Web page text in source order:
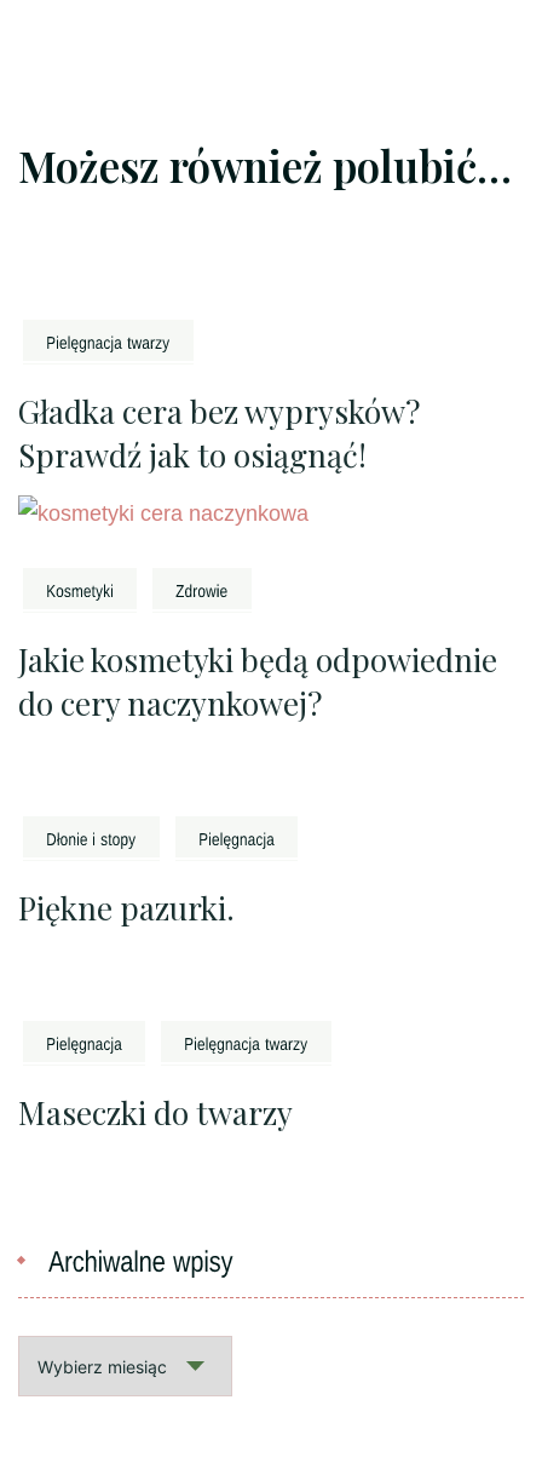
Możesz również polubić…
Gładka cera bez wyprysków?
Sprawdź jak to osiągnąć!
Jakie kosmetyki będą odpowiednie
do cery naczynkowej?
Piękne pazurki.
Maseczki do twarzy
wpisy